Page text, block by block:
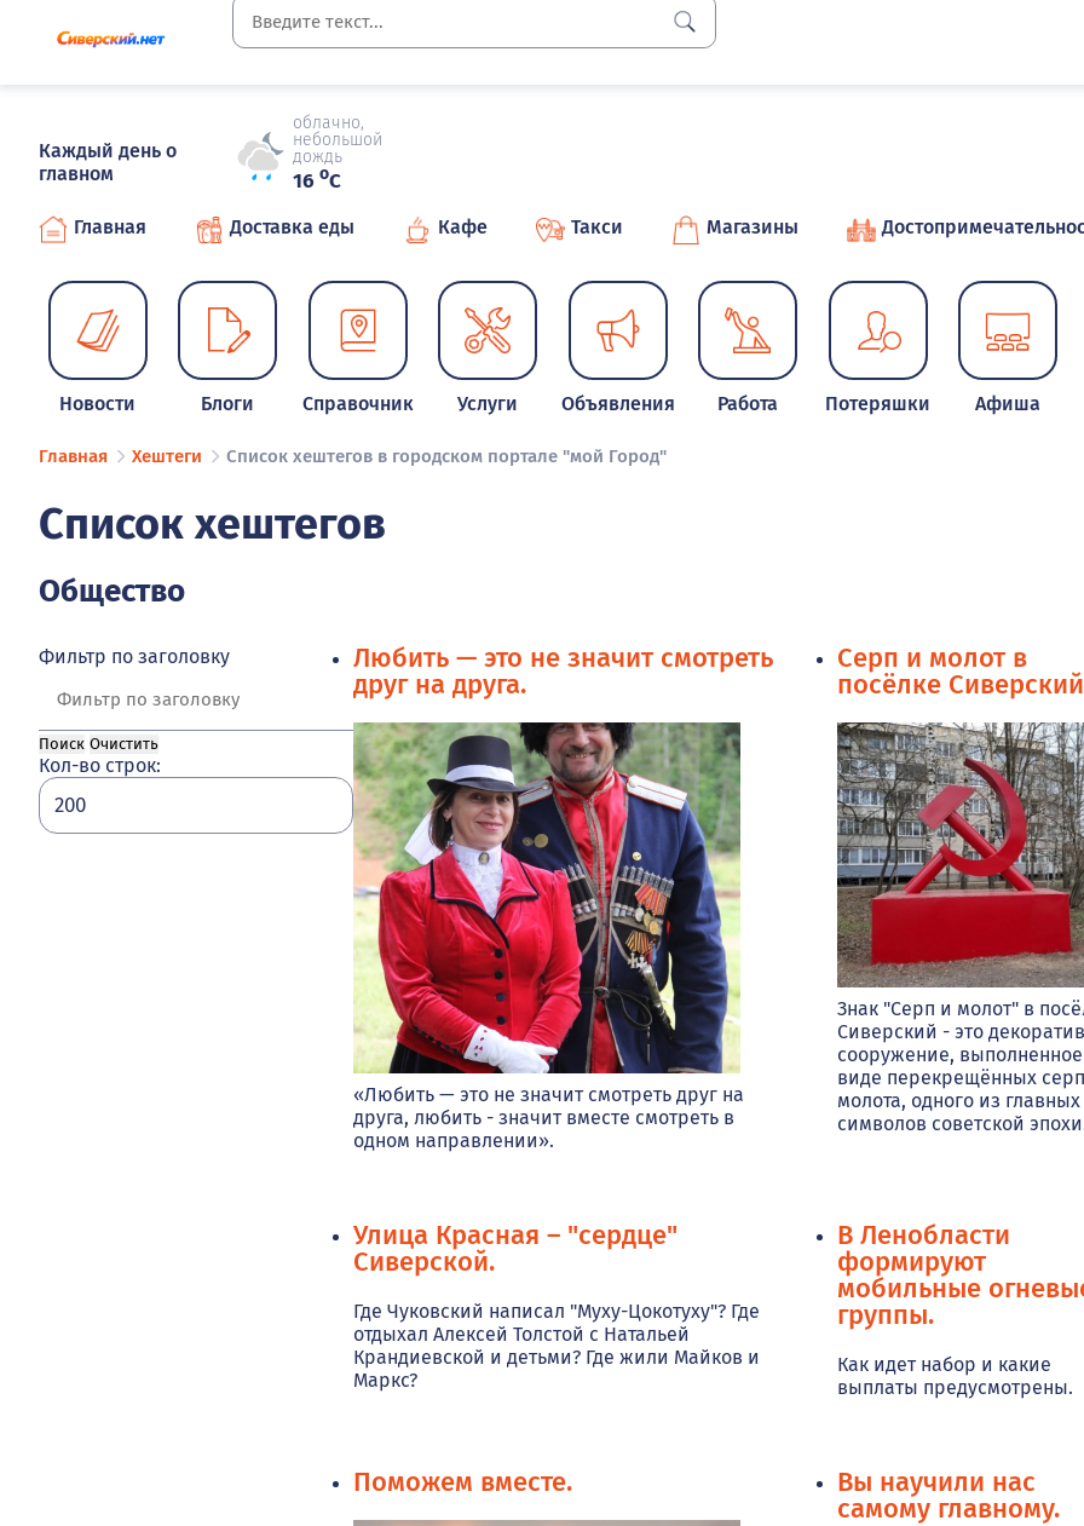
Каждый день о
главном
облачно,
небольшой
дождь
16 oC
Главная Доставка еды Кафе Такси Магазины
Новости Блоги Справочник Услуги Объявления Работа Потеряшки Афиша
Главная Хештеги Список хештегов в городском портале "мой Город"
Список хештегов
Общество
Фильтр по заголовку
Поиск Очистить
Кол-во строк:
Любить — это не значит смотреть
друг на друга.
«Любить — это не значит смотреть друг на
друга, любить - значит вместе смотреть в
одном направлении».
Серп и молот в
посёлке
Знак "Серп и молот" в
Сиверский - это
сооружение,
виде перекрещённых
молота, одного из главных
символов советской
Улица Красная – "сердце"
Сиверской.
Где Чуковский написал "Муху-Цокотуху"? Где
отдыхал Алексей Толстой с Натальей
Крандиевской и детьми? Где жили Майков и
Маркс?
В Ленобласти
формируют
мобильные
группы.
Как идет набор и какие
выплаты предусмотрены.
Поможем вместе.
Вы научили нас
самому главному.